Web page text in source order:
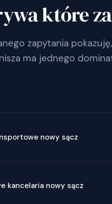
które
zapytania
ma jednego
nowy sącz
kancelaria nowy sącz